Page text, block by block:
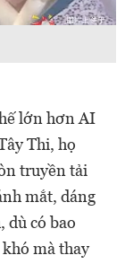
lớn hơn AI
Thi, họ
truyền tải
mắt, dáng
dù có bao
mà thay